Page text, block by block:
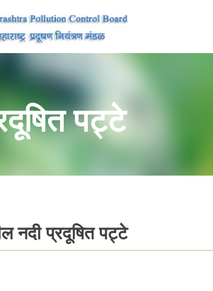
पट्टे
नदी प्रदूषित पट्टे